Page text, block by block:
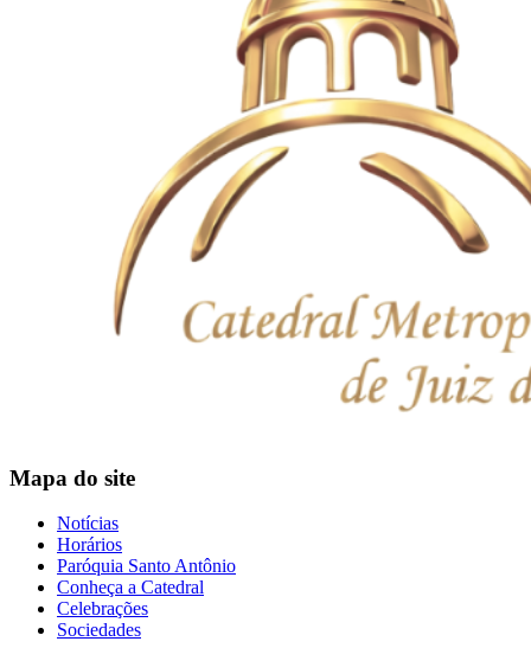
Mapa do site
Notícias
Horários
Paróquia Santo Antônio
Conheça a Catedral
Celebrações
Sociedades